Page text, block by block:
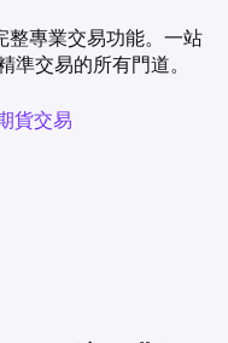
整專業交易功能。一站
交易的所有門道。
貨交易